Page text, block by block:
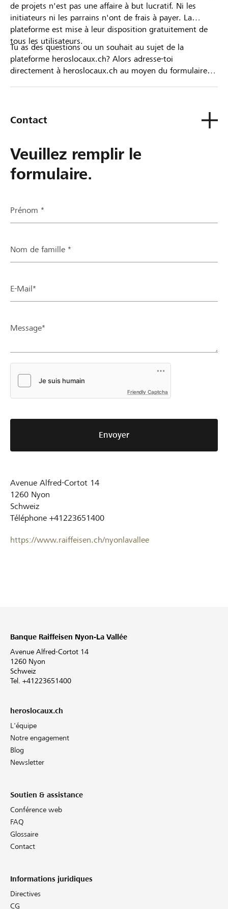
de projets n'est pas une affaire à but lucratif. Ni les
initiateurs ni les parrains n'ont de frais à payer. La
plateforme est mise à leur disposition gratuitement de
tous les utilisateurs.
Tu as des questions ou un souhait au sujet de la
plateforme heroslocaux.ch? Alors adresse-toi
directement à heroslocaux.ch au moyen du formulaire
Contact
Veuillez remplir le
formulaire.
Prénom *
Nom de famille *
E-Mail*
Message*
Friendly Captcha
Envoyer
Avenue Alfred-Cortot 14
1260 Nyon
Schweiz
Téléphone +41223651400
https://www.raiffeisen.ch/nyonlavallee
Banque Raiffeisen Nyon-La Vallée
Avenue Alfred-Cortot 14
1260 Nyon
Schweiz
Tel. +41223651400
heroslocaux.ch
L'équipe
Notre engagement
Blog
Newsletter
Soutien & assistance
Conférence web
FAQ
Glossaire
Contact
Informations juridiques
Directives
CG